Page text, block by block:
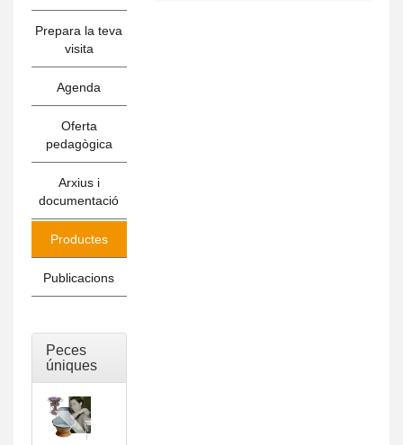
Prepara la teva
visita
Agenda
Oferta
pedagògica
Arxius i
documentació
Productes
Publicacions
Peces
úniques